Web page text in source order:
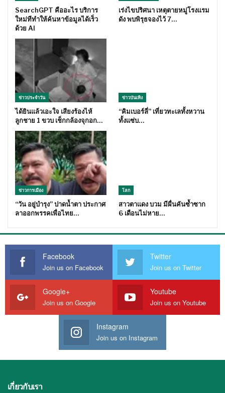
SearchGPT คืออะไร บริการ
ใหม่ทีทำให้ค้นหาข้อมูลได้เร็ว
ด้วย AI
เร่งไขปริศนา เหตุตายหมู่โรงแรม
ดัง พบพิรุธจองไว้ 7…
ข่าวประจำวัน
ได้ยินแล้วเอะใจ เสียงร้องไห้
ลูกชาย 1 ขวบ เช็กกล้องจุกอก…
ข่าวบันเทิง
“คิมเบอร์ลี่” เที่ยวทะเลทั้งหวาน
ทั้งแซ่บ…
ข่าวการเมือง
“วัน อยู่บำรุง” ปาดน้ำตา ประกาศ
ลาออกพรรคเพื่อไทย…
โลก
สาวตาแดง บวม มีผื่นคันซ้ำซาก
6 เดือนไม่หาย…
Facebook
Join us on Facebook
Twitter
Join us on Twitter
Google+
Join us on Google
Youtube
Join us on Youtube
Instagram
Join us on Instagram
เกี่ยวกับเรา